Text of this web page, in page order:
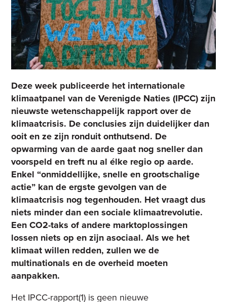
Deze week publiceerde het internationale
klimaatpanel van de Verenigde Naties (IPCC) zijn
nieuwste wetenschappelijk rapport over de
klimaatcrisis. De conclusies zijn duidelijker dan
ooit en ze zijn ronduit onthutsend. De
opwarming van de aarde gaat nog sneller dan
voorspeld en treft nu al élke regio op aarde.
Enkel “onmiddellijke, snelle en grootschalige
actie” kan de ergste gevolgen van de
klimaatcrisis nog tegenhouden. Het vraagt dus
niets minder dan een sociale klimaatrevolutie.
Een CO2-taks of andere marktoplossingen
lossen niets op en zijn asociaal. Als we het
klimaat willen redden, zullen we de
multinationals en de overheid moeten
aanpakken.
Het IPCC-rapport(1) is geen nieuwe